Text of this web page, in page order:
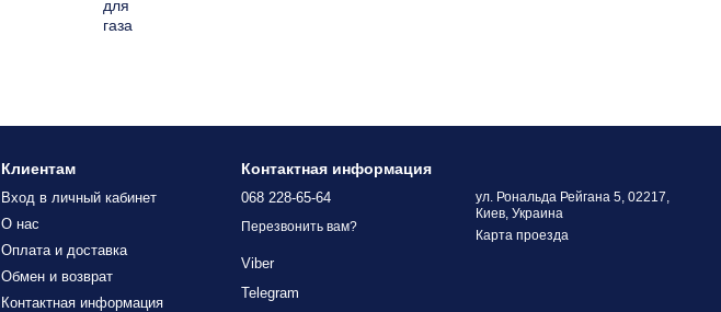
Клиентам
Вход в личный кабинет
О нас
Оплата и доставка
Обмен и возврат
Контактная информация
Контактная информация
068 228-65-64
Перезвонить вам?
Viber
Telegram
ул. Рональда Рейгана 5, 02217,
Киев, Украина
Карта проезда